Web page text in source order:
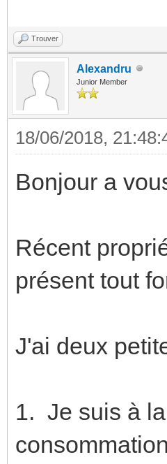
Trouver
Alexandru
Junior Member
18/06/2018,
Bonjour a
Récent
présent tout
J'ai deux
1. Je suis à